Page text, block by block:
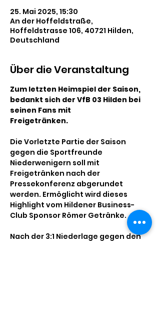
25. Mai 2025, 15:30
An der Hoffeldstraße,
Hoffeldstrasse 106, 40721 Hilden,
Deutschland
Über die Veranstaltung
Zum letzten Heimspiel der Saison,
bedankt sich der VfB 03 Hilden bei
seinen Fans mit
Freigetränken.
Die Vorletzte Partie der Saison
gegen die Sportfreunde
Niederwenigern soll mit
Freigetränken nach der
Pressekonferenz abgerundet
werden. Ermöglicht wird dieses
Highlight vom Hildener Business-
Club Sponsor Römer Getränke.
Nach der 3:1 Niederlage gegen den